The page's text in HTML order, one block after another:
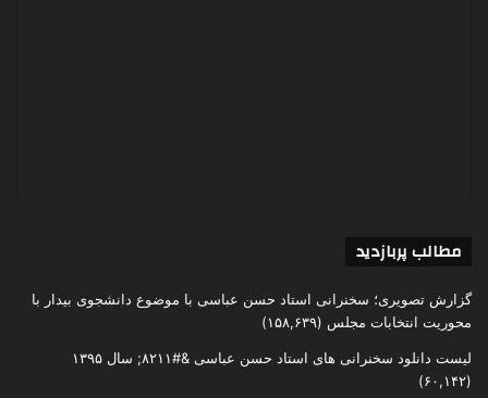
مطالب پربازدید
گزارش تصویری؛ سخنرانی استاد حسن عباسی با موضوع دانشجوی بیدار با
محوریت انتخابات مجلس (۱۵۸,۶۳۹)
لیست دانلود سخنرانی های استاد حسن عباسی &#۸۲۱۱; سال ۱۳۹۵
(۶۰,۱۴۲)